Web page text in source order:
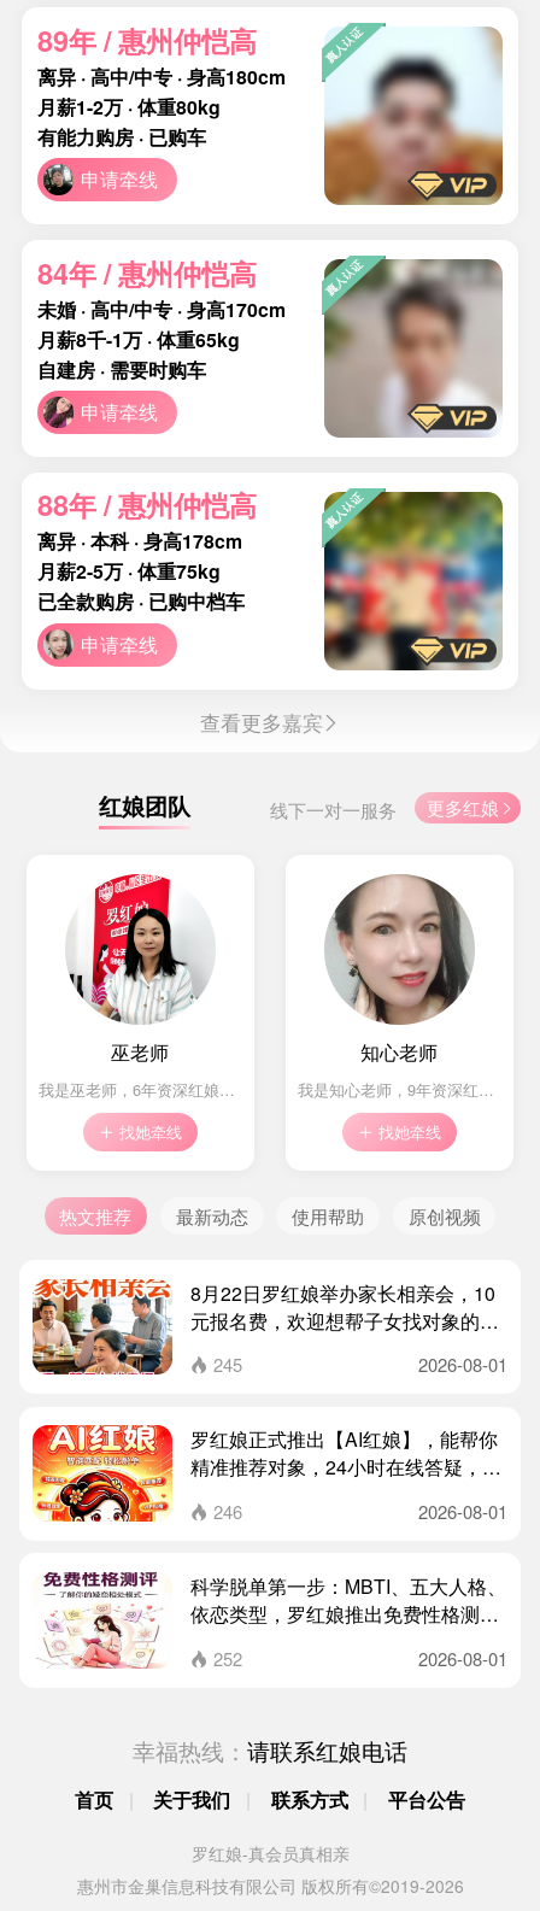
89年 / 惠州仲恺高
离异 · 高中/中专 · 身高180cm
月薪1-2万 · 体重80kg
有能力购房 · 已购车
申请牵线
84年 / 惠州仲恺高
未婚 · 高中/中专 · 身高170cm
月薪8千-1万 · 体重65kg
自建房 · 需要时购车
申请牵线
88年 / 惠州仲恺高
离异 · 本科 · 身高178cm
月薪2-5万 · 体重75kg
已全款购房 · 已购中档车
申请牵线
查看更多嘉宾
红娘团队 线下一对一服务 更多红娘 
巫老师
我是巫老师，6年资深红娘，竭诚为您服务！
 找她牵线
知心老师
我是知心老师，9年资深红娘，竭诚为您服务！
 找她牵线
热文推荐 最新动态 使用帮助 原创视频
8月22日罗红娘举办家长相亲会，10
元报名费，欢迎想帮子女找对象的家
 245 2026-08-01
罗红娘正式推出【AI红娘】，能帮你
精准推荐对象，24小时在线答疑，不
 246 2026-08-01
科学脱单第一步：MBTI、五大人格、
依恋类型，罗红娘推出免费性格测
 252 2026-08-01
幸福热线： 请联系红娘电话
首页 关于我们 联系方式 平台公告
罗红娘-真会员真相亲
惠州市金巢信息科技有限公司 版权所有©2019-2026